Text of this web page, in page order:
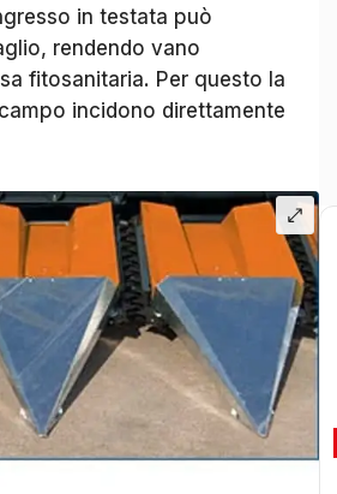
in testata può
rendendo vano
fitosanitaria. Per questo la
incidono direttamente